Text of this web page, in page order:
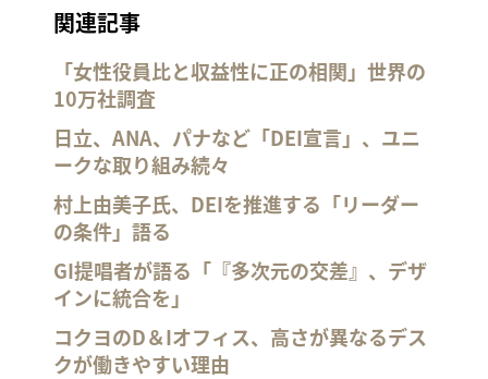
関連記事
「女性役員比と収益性に正の相関」世界の
10万社調査
日立、ANA、パナなど「DEI宣言」、ユニ
ークな取り組み続々
村上由美子氏、DEIを推進する「リーダー
の条件」語る
GI提唱者が語る「『多次元の交差』、デザ
インに統合を」
コクヨのD＆Iオフィス、高さが異なるデス
クが働きやすい理由